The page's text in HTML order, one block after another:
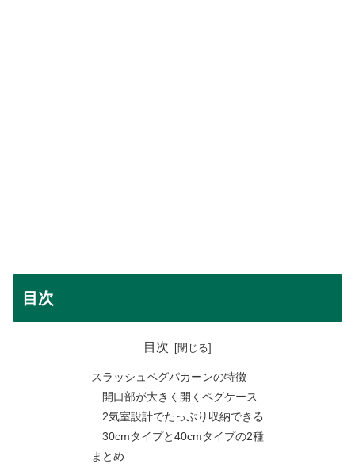
目次
目次
スラッシュペグパカーンの特徴
開口部が大きく開くペグケース
2気室設計でたっぷり収納できる
30cmタイプと40cmタイプの2種
まとめ